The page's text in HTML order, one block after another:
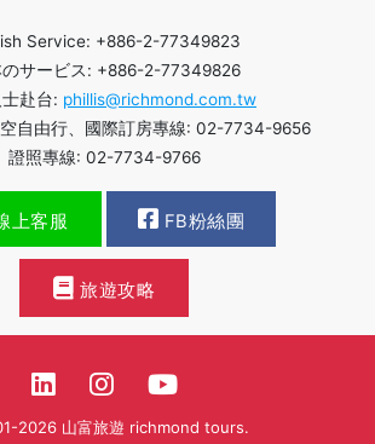
Service: +886-2-77349823
のサービス: +886-2-77349826
赴台: phillis@richmond.com.tw
自由行、國際訂房專線: 02-7734-9656
證照專線: 02-7734-9766
上客服 FB粉絲團
旅遊攻略
2026 山富旅遊 richmond tours.